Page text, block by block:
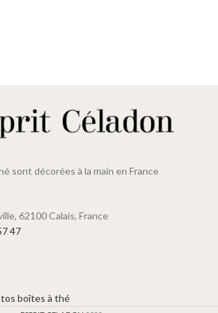
sont décorées à la main en France
62100 Calais, France
47
boîtes à thé